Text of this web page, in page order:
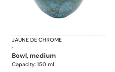
NymphéaJAUNE DE CHROME
·
bowl, medium
Capacity: 150 ml